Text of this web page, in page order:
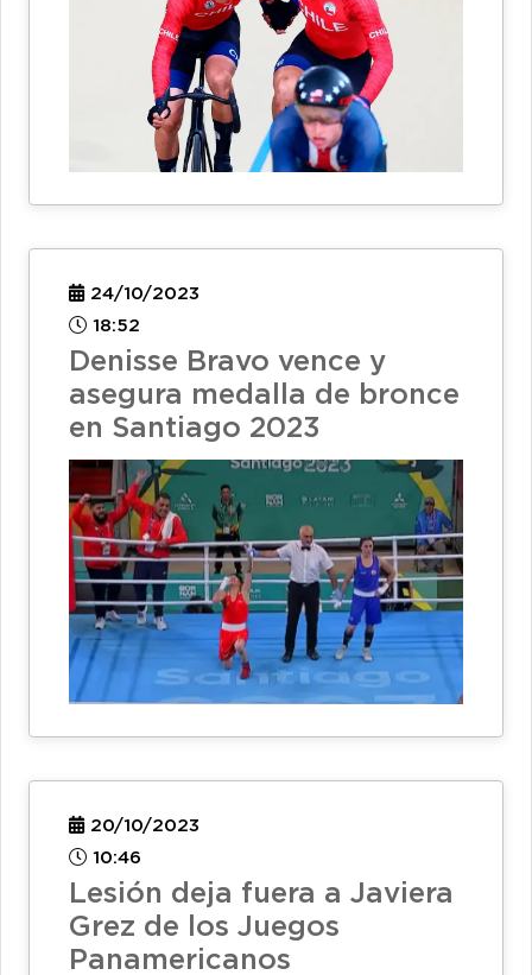
24/10/2023
18:52
Denisse Bravo vence y
asegura medalla de bronce
en Santiago 2023
20/10/2023
10:46
Lesión deja fuera a Javiera
Grez de los Juegos
Panamericanos